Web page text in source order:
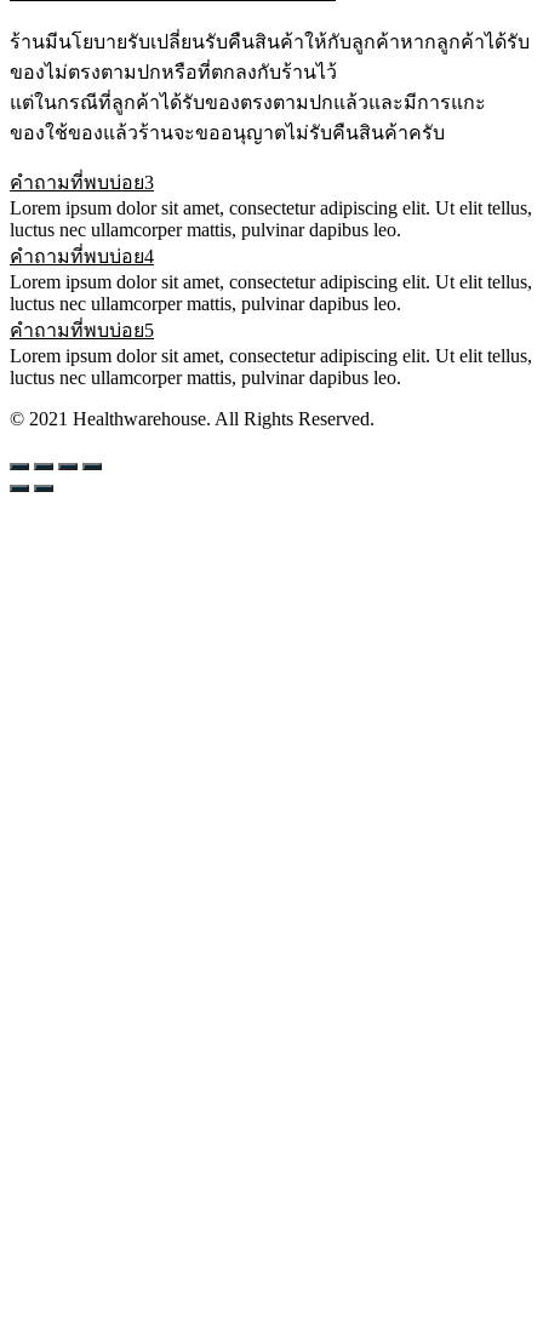
ร้านมีนโยบายรับเปลี่ยนรับคืนสินค้าให้กับลูกค้าหากลูกค้าได้รับ
ของไม่ตรงตามปกหรือที่ตกลงกับร้านไว้
แต่ในกรณีที่ลูกค้าได้รับของตรงตามปกแล้วและมีการแกะ
ของใช้ของแล้วร้านจะขออนุญาตไม่รับคืนสินค้าครับ
คำถามที่พบบ่อย3
Lorem ipsum dolor sit amet, consectetur adipiscing elit. Ut elit tellus,
luctus nec ullamcorper mattis, pulvinar dapibus leo.
คำถามที่พบบ่อย4
Lorem ipsum dolor sit amet, consectetur adipiscing elit. Ut elit tellus,
luctus nec ullamcorper mattis, pulvinar dapibus leo.
คำถามที่พบบ่อย5
Lorem ipsum dolor sit amet, consectetur adipiscing elit. Ut elit tellus,
luctus nec ullamcorper mattis, pulvinar dapibus leo.
© 2021 Healthwarehouse. All Rights Reserved.